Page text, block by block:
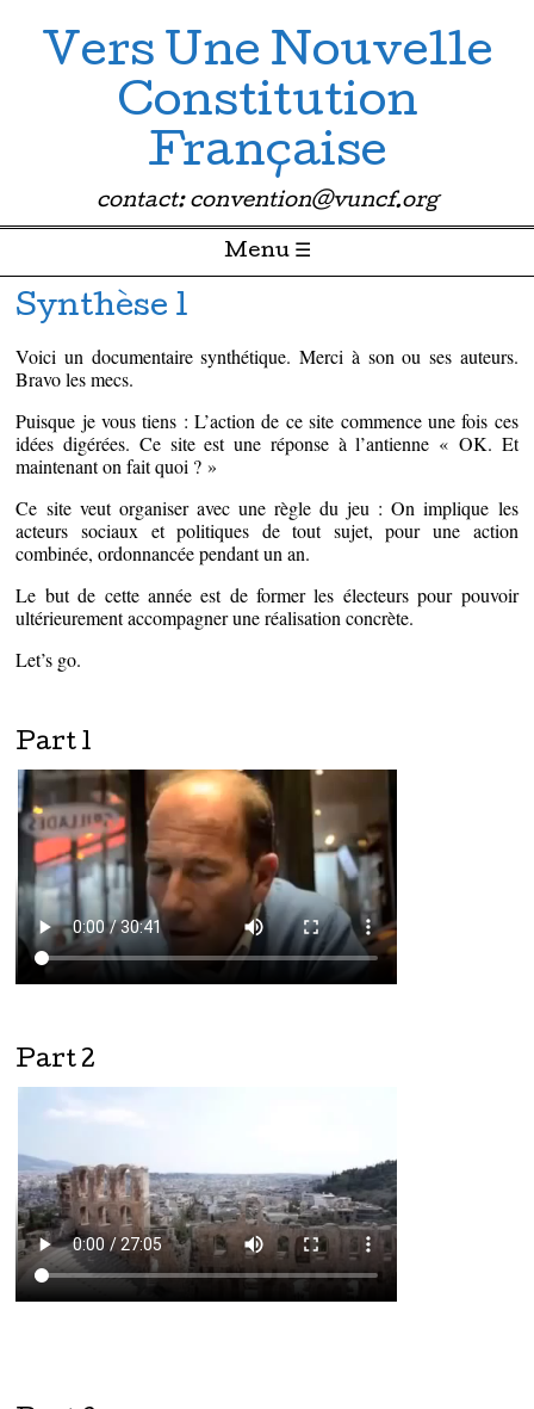
Vers Une Nouvelle
Constitution
Française
contact: convention@vuncf.org
Menu ☰
Passer directement au contenu
Synthèse 1
Voici un documentaire synthétique. Merci à son ou ses auteurs.
Bravo les mecs.
Puisque je vous tiens : L’action de ce site commence une fois ces
idées digérées. Ce site est une réponse à l’antienne « OK. Et
maintenant on fait quoi ? »
Ce site veut organiser avec une règle du jeu : On implique les
acteurs sociaux et politiques de tout sujet, pour une action
combinée, ordonnancée pendant un an.
Le but de cette année est de former les électeurs pour pouvoir
ultérieurement accompagner une réalisation concrète.
Let’s go.
Part 1
Part 2